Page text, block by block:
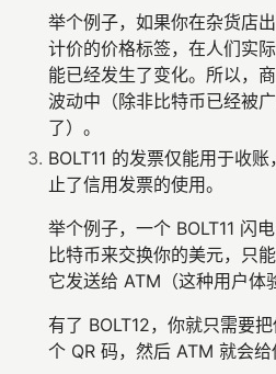
举个例子，如果你在杂货店
计价的价格标签，在人们实
能已经发生了变化。所以，
波动中（除非比特币已经被
了）。
BOLT11 的发票仅能用于收
止了信用发票的使用。
举个例子，一个 BOLT11 闪
比特币来交换你的美元，只
它发送给 ATM（这种用户体
有了 BOLT12，你就只需要
个 QR 码，然后 ATM 就会给